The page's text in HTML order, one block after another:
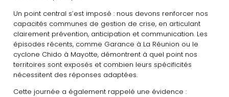
Un point central s’est imposé : nous devons renforcer nos
capacités communes de gestion de crise, en articulant
clairement prévention, anticipation et communication. Les
épisodes récents, comme Garance à La Réunion ou le
cyclone Chido à Mayotte, démontrent à quel point nos
territoires sont exposés et combien leurs spécificités
nécessitent des réponses adaptées.
Cette journée a également rappelé une évidence :